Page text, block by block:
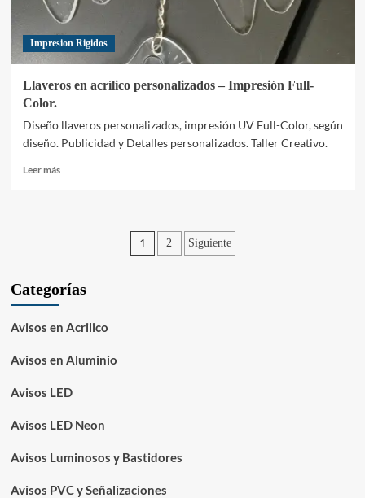
Impresion Rigidos
Llaveros en acrílico personalizados – Impresión Full-
Color.
Diseño llaveros personalizados, impresión UV Full-Color, según
diseño. Publicidad y Detalles personalizados. Taller Creativo.
Leer másLeer
Impresión
Full-
Color.
Paginación
1 2 Siguiente
Categorías
Avisos en Acrilico
Avisos en Aluminio
Avisos LED
Avisos LED Neon
Avisos Luminosos y Bastidores
Avisos PVC y Señalizaciones